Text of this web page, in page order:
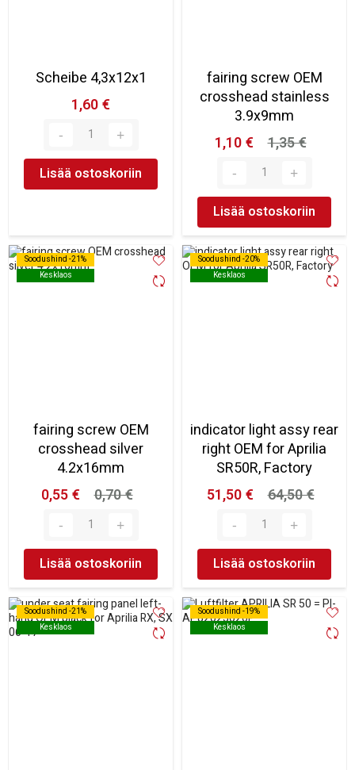
Scheibe 4,3x12x1
1,60 €
Lisää ostoskoriin
fairing screw OEM
crosshead stainless
3.9x9mm
1,10 €
1,35 €
Lisää ostoskoriin
Soodushind -21%
Kesklaos
Soodushind -21%
Kesklaos
fairing screw OEM
crosshead silver
4.2x16mm
0,55 €
0,70 €
Lisää ostoskoriin
Soodushind -20%
Kesklaos
Soodushind -20%
Kesklaos
indicator light assy rear
right OEM for Aprilia
SR50R, Factory
51,50 €
64,50 €
Lisää ostoskoriin
Soodushind -21%
Kesklaos
Soodushind -21%
Kesklaos
Soodushind -19%
Kesklaos
Soodushind -19%
Kesklaos